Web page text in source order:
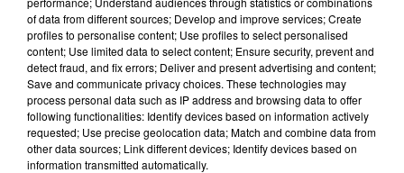
6 août 2026
Il y a 10 ans, DJ Snake changeait de
dimension avec son premier...
of data from different sources; Develop and improve services; Create
profiles to personalise content; Use profiles to select personalised
content; Use limited data to select content; Ensure security, prevent and
detect fraud, and fix errors; Deliver and present advertising and content;
Save and communicate privacy choices. These technologies may
process personal data such as IP address and browsing data to offer
following functionalities: Identify devices based on information actively
requested; Use precise geolocation data; Match and combine data from
other data sources; Link different devices; Identify devices based on
information transmitted automatically.